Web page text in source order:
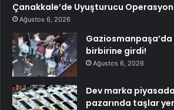
Çanakkale’de Uyuşturucu
Ağustos 6, 2026
birbirine girdi!
Ağustos 6, 2026
Dev marka
pazarında taşlar